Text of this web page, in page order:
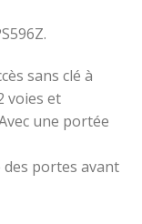
sans clé à
voies et
une portée
portes avant